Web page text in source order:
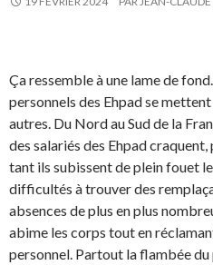
Ça ressemble à une lame de
personnels des Ehpad se
autres. Du Nord au Sud de la
des salariés des Ehpad
tant ils subissent de plein fouet
difficultés à trouver des
absences de plus en plus
abime les corps tout en
personnel. Partout la flambée du